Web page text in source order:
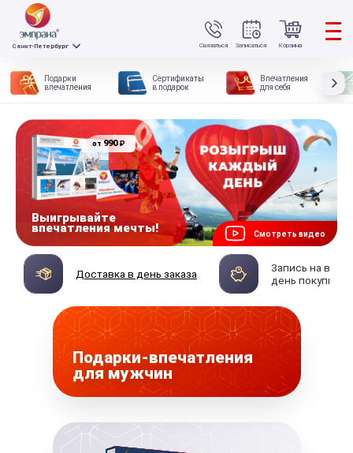
Связаться
Санкт-Петербург Записаться Корзина
Подарки
впечатления
Сертификаты
в подарок
Впечатления
для себя
Смотреть видео
от 990₽
Выигрывайте
впечатления мечты!
Доставка в день заказа
Запись на
день покупки
Подарки-впечатления
для мужчин